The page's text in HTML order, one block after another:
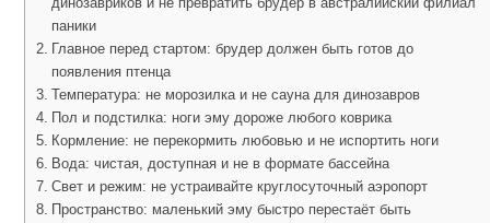
паники
Главное перед стартом: брудер должен быть готов до
появления птенца
Температура: не морозилка и не сауна для динозавров
Пол и подстилка: ноги эму дороже любого коврика
Кормление: не перекормить любовью и не испортить ноги
Вода: чистая, доступная и не в формате бассейна
Свет и режим: не устраивайте круглосуточный аэропорт
Пространство: маленький эму быстро перестаёт быть